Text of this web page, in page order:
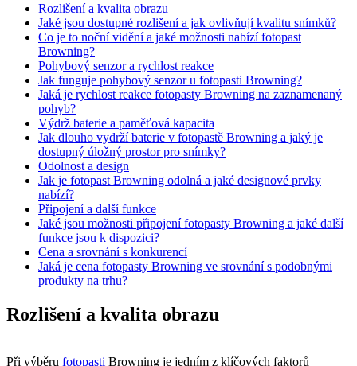
Rozlišení a kvalita obrazu
Jaké jsou dostupné rozlišení a jak ovlivňují kvalitu snímků?
Co je to noční vidění a jaké možnosti nabízí fotopast
Browning?
Pohybový senzor a rychlost reakce
Jak funguje pohybový senzor u fotopasti Browning?
Jaká je rychlost reakce fotopasty Browning na zaznamenaný
pohyb?
Výdrž baterie a paměťová kapacita
Jak dlouho vydrží baterie v fotopastě Browning a jaký je
dostupný úložný prostor pro snímky?
Odolnost a design
Jak je fotopast Browning odolná a jaké designové prvky
nabízí?
Připojení a další funkce
Jaké jsou možnosti připojení fotopasty Browning a jaké další
funkce jsou k dispozici?
Cena a srovnání s konkurencí
Jaká je cena fotopasty Browning ve srovnání s podobnými
produkty na trhu?
Rozlišení a kvalita obrazu
Při výběru fotopasti Browning je jedním z klíčových faktorů